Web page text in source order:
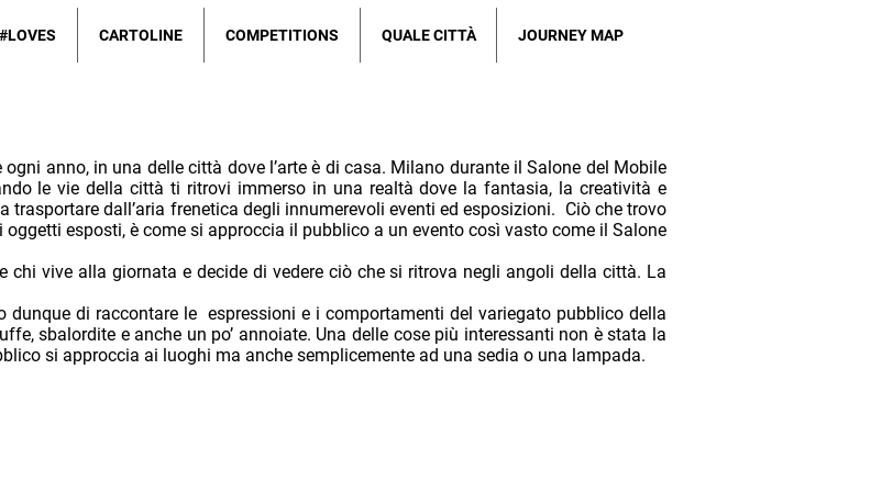
#LOVES CARTOLINE COMPETITIONS QUALE CITTÀ JOURNEY MAP
anno, in una delle città dove l’arte è di casa. Milano durante il Salone del Mobile
le vie della città ti ritrovi immerso in una realtà dove la fantasia, la creatività e
trasportare dall’aria frenetica degli innumerevoli eventi ed esposizioni. Ciò che trovo
esposti, è come si approccia il pubblico a un evento così vasto come il Salone
chi vive alla giornata e decide di vedere ciò che si ritrova negli angoli della città. La
di raccontare le espressioni e i comportamenti del variegato pubblico della
sbalordite e anche un po’ annoiate. Una delle cose più interessanti non è stata la
si approccia ai luoghi ma anche semplicemente ad una sedia o una lampada.